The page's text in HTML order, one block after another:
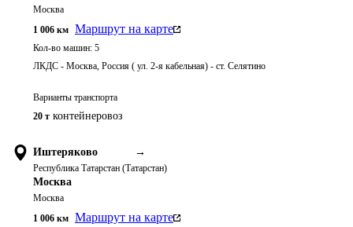
Москва
1 006 км Маршрут на карте
Кол-во машин: 5
ЛКДС - Москва, Россия ( ул. 2-я кабельная) - ст. Селятино
Варианты транспорта
20 т контейнеровоз
Иштеряково →
Республика Татарстан (Татарстан)
Москва
Москва
1 006 км Маршрут на карте